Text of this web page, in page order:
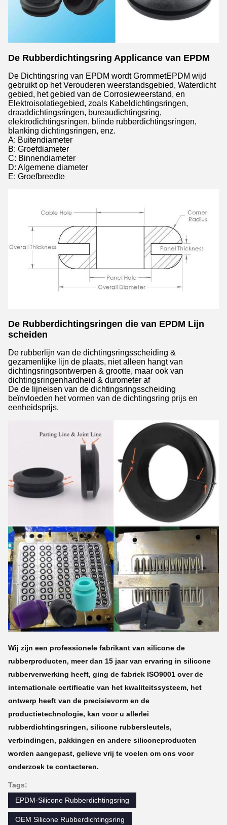
De Rubberdichtingsring Applicance van EPDM
De Dichtingsring van EPDM wordt GrommetEPDM wijd
gebruikt op het Verouderen weerstandsgebied, Waterdicht
gebied, het gebied van de Corrosieweerstand, en
Elektroisolatiegebied, zoals Kabeldichtingsringen,
draaddichtingsringen, bureaudichtingsring,
elektrodichtingsringen, blinde rubberdichtingsringen,
blanking dichtingsringen, enz.
A: Buitendiameter
B: Groefdiameter
C: Binnendiameter
D: Algemene diameter
E: Groefbreedte
De Rubberdichtingsringen die van EPDM Lijn
scheiden
De rubberlijn van de dichtingsringsscheiding &
gezamenlijke lijn de plaats, niet alleen hangt van
dichtingsringsontwerpen & grootte, maar ook van
dichtingsringenhardheid & durometer af
De de lijneisen van de dichtingsringsscheiding
beïnvloeden het vormen van de dichtingsring prijs en
eenheidsprijs.
Wij zijn een professionele fabrikant van silicone de
rubberproducten, meer dan 15 jaar van ervaring in silicone
rubberverwerking heeft, ging de fabriek ISO9001 over de
internationale certificatie van het kwaliteitssysteem, het
ontwerp heeft van de precisievorm en de
productietechnologie, kan voor u allerlei
rubberdichtingsringen, silicone rubbersleutels,
verbindingen, pakkingen en andere siliconeproducten
worden aangepast, gelieve vrij te voelen om ons voor
onderzoek te contacteren.
Tags:
EPDM-Silicone Rubberdichtingsring
OEM Silicone Rubberdichtingsring